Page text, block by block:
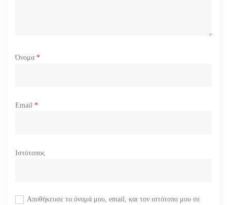
Όνομα *
Email *
Ιστότοπος
Αποθήκευσε το όνομά μου, email, και τον ιστότοπο μου σε